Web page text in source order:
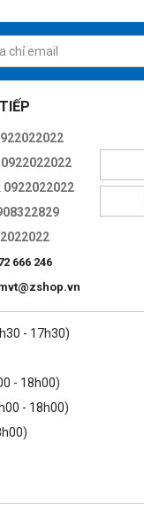
0922022022
0922022022
666 246
- 17h30)
- 18h00)
- 18h00)